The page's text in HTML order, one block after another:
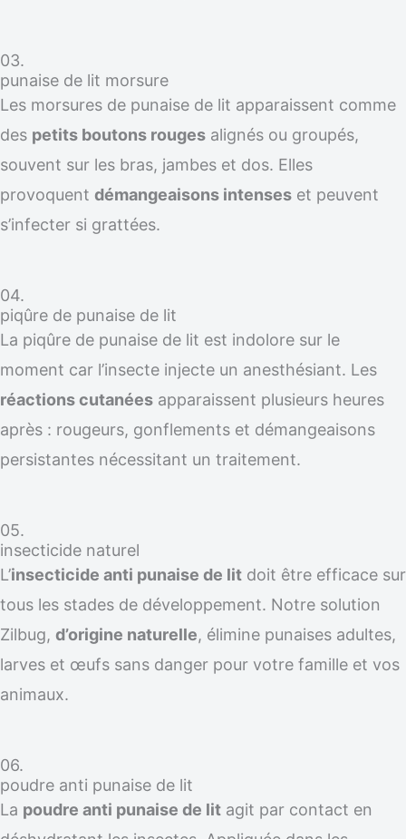
03.
punaise de lit morsure
Les morsures de punaise de lit apparaissent comme
des petits boutons rouges alignés ou groupés,
souvent sur les bras, jambes et dos. Elles
provoquent démangeaisons intenses et peuvent
s’infecter si grattées.
04.
piqûre de punaise de lit
La piqûre de punaise de lit est indolore sur le
moment car l’insecte injecte un anesthésiant. Les
réactions cutanées apparaissent plusieurs heures
après : rougeurs, gonflements et démangeaisons
persistantes nécessitant un traitement.
05.
insecticide naturel
L’insecticide anti punaise de lit doit être efficace sur
tous les stades de développement. Notre solution
Zilbug, d’origine naturelle, élimine punaises adultes,
larves et œufs sans danger pour votre famille et vos
animaux.
06.
poudre anti punaise de lit
La poudre anti punaise de lit agit par contact en